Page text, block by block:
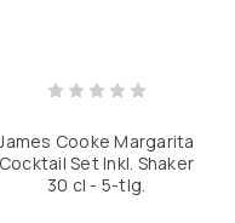
Cooke Margarita
Cocktail Set Inkl. Shaker
30 cl - 5-tlg.